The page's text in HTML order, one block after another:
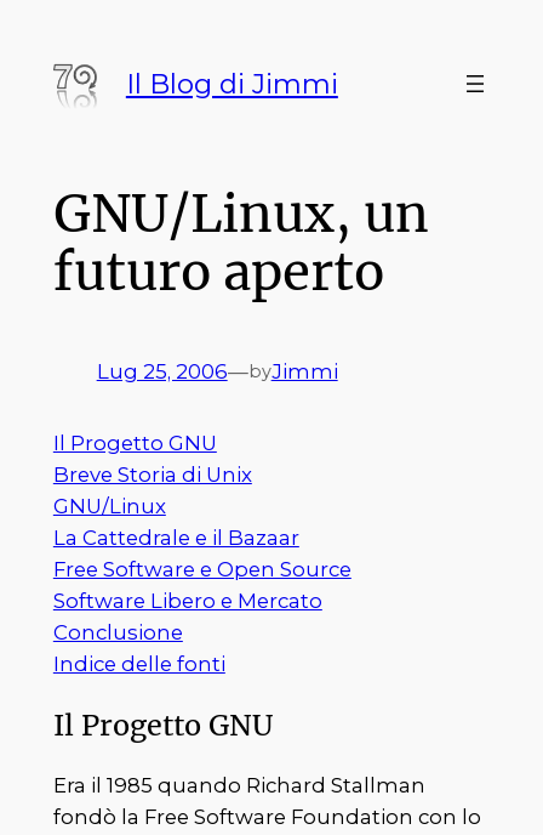
contenuto
Il Blog di Jimmi
GNU/Linux, un
futuro aperto
Lug 25, 2006—byJimmi
Il Progetto GNU
Breve Storia di Unix
GNU/Linux
La Cattedrale e il Bazaar
Free Software e Open Source
Software Libero e Mercato
Conclusione
Indice delle fonti
Il Progetto GNU
Era il 1985 quando Richard Stallman
fondò la Free Software Foundation con lo